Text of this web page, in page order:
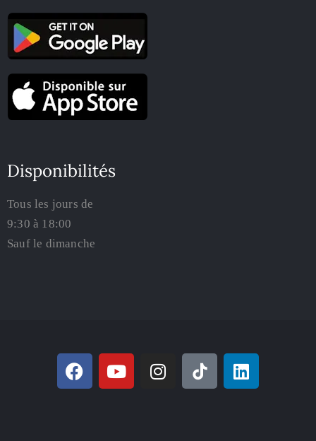
Disponibilités
Tous les jours de
9:30 à 18:00
Sauf le dimanche